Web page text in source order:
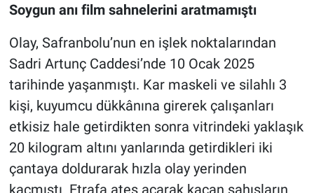
Soygun anı film sahnelerini aratmamıştı
Olay, Safranbolu’nun en işlek noktalarından
Sadri Artunç Caddesi’nde 10 Ocak 2025
tarihinde yaşanmıştı. Kar maskeli ve silahlı 3
kişi, kuyumcu dükkânına girerek çalışanları
etkisiz hale getirdikten sonra vitrindeki yaklaşık
20 kilogram altını yanlarında getirdikleri iki
çantaya doldurarak hızla olay yerinden
kaçmıştı. Etrafa ateş açarak kaçan şahısların